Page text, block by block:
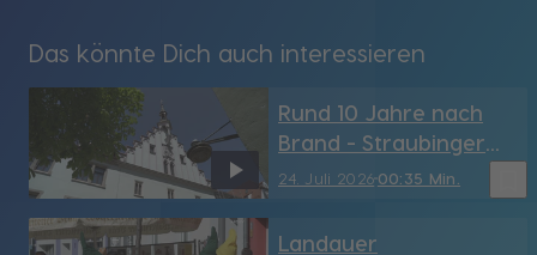
Das könnte Dich auch interessieren
24. Juli 202600:35 Min.
Rund 10 Jahre nach
Brand - Straubinger
Rathaus hat sein
Türmchen wieder (SR)
Landauer